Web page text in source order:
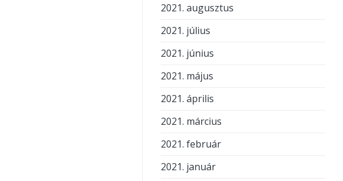
2021. augusztus
2021. július
2021. június
2021. május
2021. április
2021. március
2021. február
2021. január